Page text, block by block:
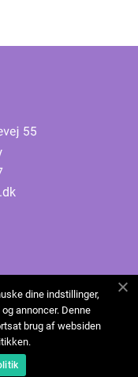
dine indstillinger,
annoncer. Denne
brug af websiden